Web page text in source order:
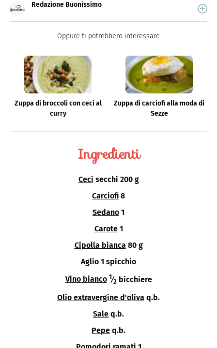
Redazione Buonissimo
quale trovi idee veloci, facili e spiegate passo passo.
Oppure ti potrebbero interessare
Zuppa di broccoli con ceci al
curry
Zuppa di carciofi alla moda di
Sezze
Ingredienti
Ceci secchi 200 g
Carciofi 8
Sedano 1
Carote 1
Cipolla bianca 80 g
Aglio 1 spicchio
Vino bianco 1⁄2bicchiere
Olio extravergine d'oliva q.b.
Sale q.b.
Pepe q.b.